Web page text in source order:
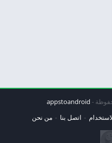
appstoandroid
اتصل بنا من نحن